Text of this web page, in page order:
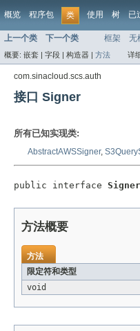
概览 程序包 类 使用 树 已
上一个类 下一个类 框架 无
概要: 嵌套 | 字段 | 构造器 | 方法 详
com.sinacloud.scs.auth
接口 Signer
所有已知实现类:
AbstractAWSSigner,
public interface Signer
方法概要
方法
限定符和类型
void